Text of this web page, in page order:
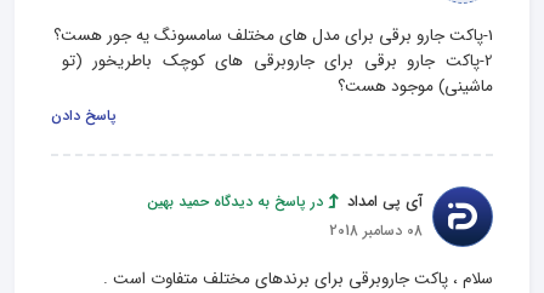
2-پاکت جارو برقی برای جاروبرقی های کوچک باطریخور (تو
ماشینی) موجود هست؟
پاسخ دادن
آی پی امداد
در پاسخ به دیدگاه حمید بهین
08 دسامبر 2018
سلام ، پاکت جاروبرقی برای برندهای مختلف متفاوت است .